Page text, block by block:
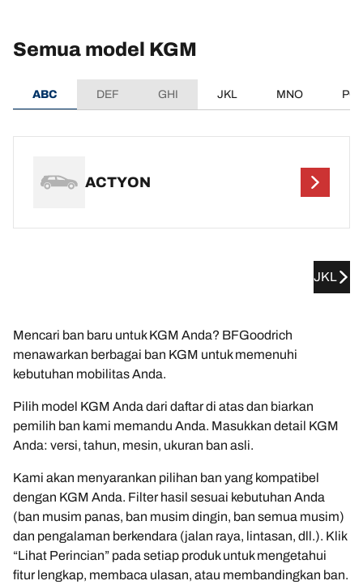
Semua model KGM
ABC DEF GHI JKL MNO
ACTYON
JKL
Mencari ban baru untuk KGM Anda? BFGoodrich
menawarkan berbagai ban KGM untuk memenuhi
kebutuhan mobilitas Anda.
Pilih model KGM Anda dari daftar di atas dan biarkan
pemilih ban kami memandu Anda. Masukkan detail KGM
Anda: versi, tahun, mesin, ukuran ban asli.
Kami akan menyarankan pilihan ban yang kompatibel
dengan KGM Anda. Filter hasil sesuai kebutuhan Anda
(ban musim panas, ban musim dingin, ban semua musim)
dan pengalaman berkendara (jalan raya, lintasan, dll.). Klik
“Lihat Perincian” pada setiap produk untuk mengetahui
fitur lengkap, membaca ulasan, atau membandingkan ban.